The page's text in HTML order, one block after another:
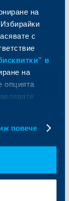
на
с
в
на
опцията
повече
банкиране
услуги
на фирми
и суверени
брокер